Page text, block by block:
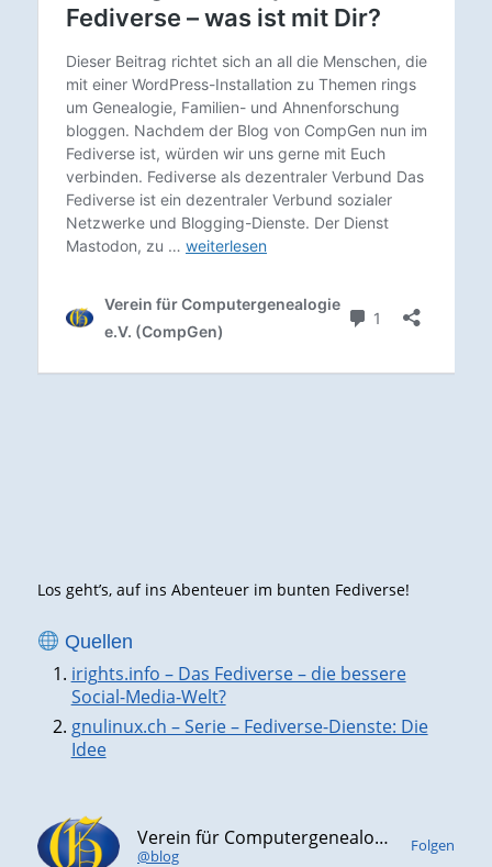
Los geht’s, auf ins Abenteuer im bunten Fediverse!
Quellen
irights.info – Das Fediverse – die bessere
Social-Media-Welt?
gnulinux.ch – Serie – Fediverse-Dienste: Die
Idee
Verein für Computergenealogie e.V. (CompGen)
@blog
Folgen